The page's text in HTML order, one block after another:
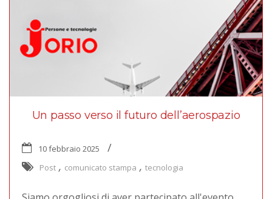
Un passo verso il futuro dell’aerospazio
10 febbraio 2025
Post , comunicato stampa , tecnologia